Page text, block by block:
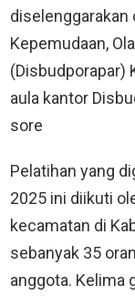
diselenggarakan
Kepemudaan,
(Disbudporapar)
aula kantor
sore
Pelatihan yang
2025 ini diikuti
kecamatan di
sebanyak 35
anggota. Kelima